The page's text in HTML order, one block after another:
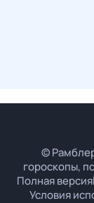
©
гороскопы,
Полная версия
Условия